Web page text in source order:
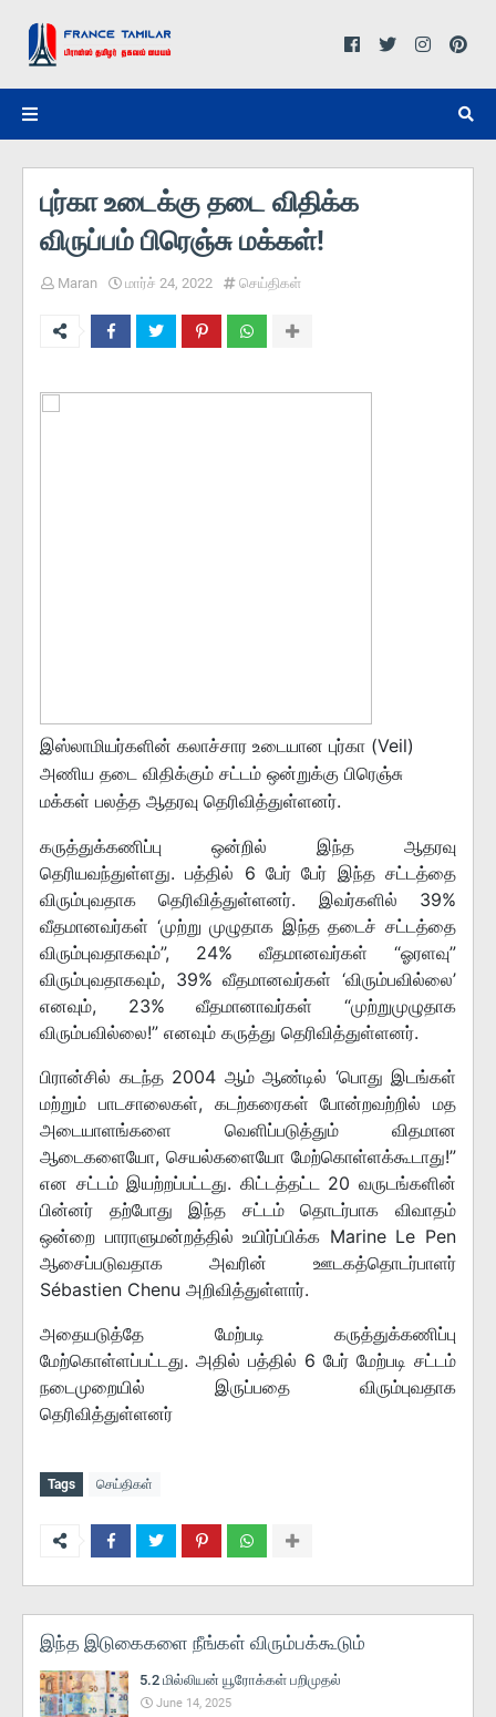
புர்கா உடைக்கு தடை விதிக்க
விருப்பம் பிரெஞ்சு மக்கள்!
Maran மார்ச் 24, 2022 செய்திகள்
இஸ்லாமியர்களின் கலாச்சார உடையான புர்கா (Veil)
அணிய தடை விதிக்கும் சட்டம் ஒன்றுக்கு பிரெஞ்சு
மக்கள் பலத்த ஆதரவு தெரிவித்துள்ளனர்.
கருத்துக்கணிப்பு ஒன்றில் இந்த ஆதரவு
தெரியவந்துள்ளது. பத்தில் 6 பேர் பேர் இந்த சட்டத்தை
விரும்புவதாக தெரிவித்துள்ளனர். இவர்களில் 39%
வீதமானவர்கள் ‘முற்று முழுதாக இந்த தடைச் சட்டத்தை
விரும்புவதாகவும்”, 24% வீதமானவர்கள் “ஓரளவு”
விரும்புவதாகவும், 39% வீதமானவர்கள் ‘விரும்பவில்லை’
எனவும், 23% வீதமானாவர்கள் “முற்றுமுழுதாக
விரும்பவில்லை!” எனவும் கருத்து தெரிவித்துள்ளனர்.
பிரான்சில் கடந்த 2004 ஆம் ஆண்டில் ‘பொது இடங்கள்
மற்றும் பாடசாலைகள், கடற்கரைகள் போன்றவற்றில் மத
அடையாளங்களை வெளிப்படுத்தும் விதமான
ஆடைகளையோ, செயல்களையோ மேற்கொள்ளக்கூடாது!”
என சட்டம் இயற்றப்பட்டது. கிட்டத்தட்ட 20 வருடங்களின்
பின்னர் தற்போது இந்த சட்டம் தொடர்பாக விவாதம்
ஒன்றை பாராளுமன்றத்தில் உயிர்ப்பிக்க Marine Le Pen
ஆசைப்படுவதாக அவரின் ஊடகத்தொடர்பாளர்
Sébastien Chenu அறிவித்துள்ளார்.
அதையடுத்தே மேற்படி கருத்துக்கணிப்பு
மேற்கொள்ளப்பட்டது. அதில் பத்தில் 6 பேர் மேற்படி சட்டம்
நடைமுறையில் இருப்பதை விரும்புவதாக
தெரிவித்துள்ளனர்
Tags செய்திகள்
இந்த இடுகைகளை நீங்கள் விரும்பக்கூடும்
5.2 மில்லியன் யூரோக்கள் பறிமுதல்
June 14, 2025